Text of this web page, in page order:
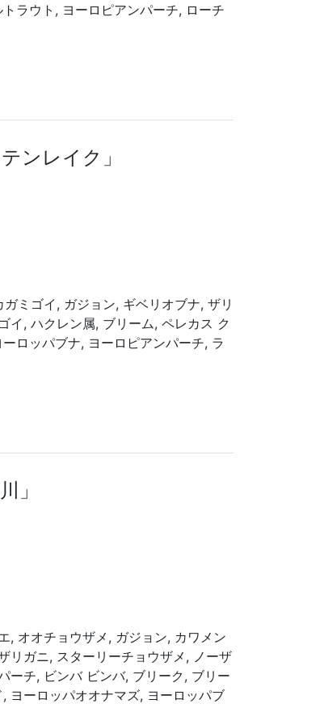
ラウト, ヨーロピアンパーチ, ローチ
ンレイク」
ミゴイ, ガジョン, ギベリオブナ, ザリ
イ, ハクレン属, ブリーム, ペレカス ク
ロッパブナ, ヨーロピアンパーチ, ラ
」
, オオチョウザメ, ガジョン, カワメン
リガニ, スターリーチョウザメ, ノーザ
ーチ, ビンバ ビンバ, ブリーク, ブリー
ヨーロッパオオナマズ, ヨーロッパブ